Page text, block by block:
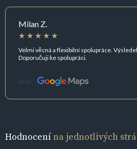
Milan Z.
Velmi věcná a flexibilní spolupráce.
Doporučuji ke spolupráci.
Zdroj:
Hodnocenína jednotlivých